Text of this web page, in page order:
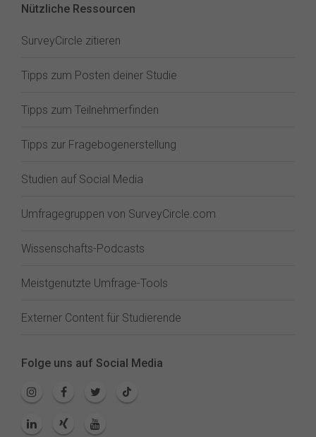
Nützliche Ressourcen
SurveyCircle zitieren
Tipps zum Posten deiner Studie
Tipps zum Teilnehmerfinden
Tipps zur Fragebogenerstellung
Studien auf Social Media
Umfragegruppen von SurveyCircle.com
Wissenschafts-Podcasts
Meistgenutzte Umfrage-Tools
Externer Content für Studierende
Folge uns auf Social Media